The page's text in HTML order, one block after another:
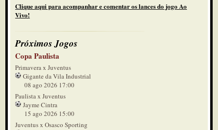
Clique aqui para acompanhar e comentar os lances do jogo Ao
Vivo!
Próximos Jogos
Copa Paulista
Primavera x Juventus
Gigante da Vila Industrial
08 ago 2026 17:00
Paulista x Juventus
Jayme Cintra
15 ago 2026 15:00
Juventus x Osasco Sporting